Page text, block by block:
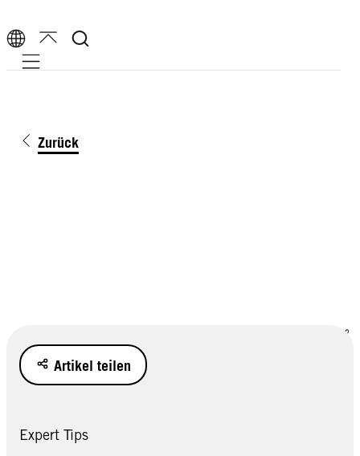
Mobile navigation
Zurück
Artikel teilen
Expert Tips